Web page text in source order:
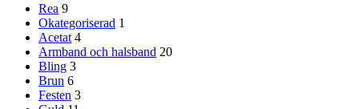
Rea 9
Okategoriserad 1
Acetat 4
Armband och halsband 20
Bling 3
Brun 6
Festen 3